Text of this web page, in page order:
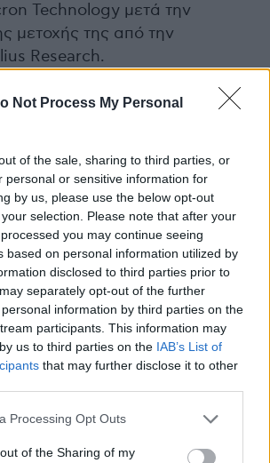
Not Process My Personal
of the sale, sharing to third parties, or
personal or sensitive information for
by us, please use the below opt-out
selection. Please note that after your
you may continue seeing
based on personal information utilized by
disclosed to third parties prior to
separately opt-out of the further
information by third parties on the
participants. This information may
us to third parties on the IAB’s List of
that may further disclose it to other
website/app uses one or more Google
visit or usage behaviour. You may click to
Processing Opt Outs
of the Sharing of my
Technology μετά την
μετοχής της από την
Research.
βρέθηκε και η Microsoft, όχι
Ο τεχνολογικός
με την OpenAI, δημιουργό του
να είναι αποκλειστική,
ότι θα αλλάξει
χάρτη του κλάδου της ΑΙ. Η
έχασε αρχικά σημαντικό
σταθεροποιήθηκε και
σε θετικό έδαφος.
στους χαμένους της ημέρας
ανακοίνωσε
πωλήσεις και ασθενέστερα